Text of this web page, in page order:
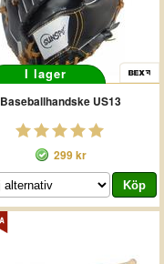
I lager
Baseballhandske US13
299 kr